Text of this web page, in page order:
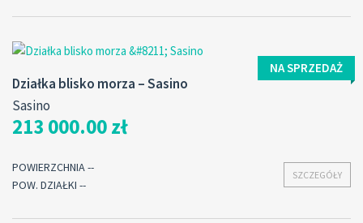
NA SPRZEDAŻ
Działka blisko morza – Sasino
Sasino
213 000.00 zł
SZCZEGÓŁY
POWIERZCHNIA --
POW. DZIAŁKI --